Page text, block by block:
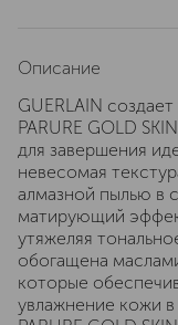
Описание
GUERLAIN
PARURE GOLD
для завершения
невесомая
алмазной пылью в
матирующий
утяжеляя
обогащена
которые
увлажнение кожи в